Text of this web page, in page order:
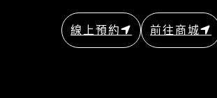
線上預約 前往商城